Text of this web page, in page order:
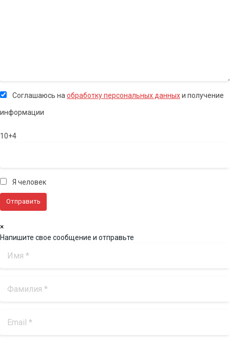
Соглашаюсь на обработку персональных данныхи получение
информации
10+4
Я человек
×
Напишите свое сообщение и отправьте